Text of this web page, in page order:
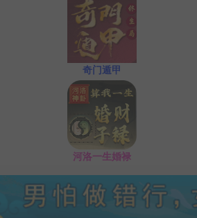
奇门遁甲
河洛一生婚禄